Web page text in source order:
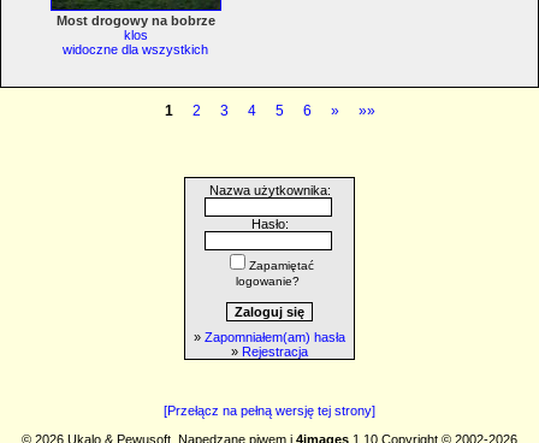
Most drogowy na bobrze
klos
widoczne dla wszystkich
1 2 3 4 5 6 » »»
Nazwa użytkownika:
Hasło:
Zapamiętać
logowanie?
» Zapomniałem(am) hasła
» Rejestracja
[Przełącz na pełną wersję tej strony]
© 2026 Ukalo & Pewusoft. Napędzane piwem i 4images 1.10 Copyright © 2002-2026